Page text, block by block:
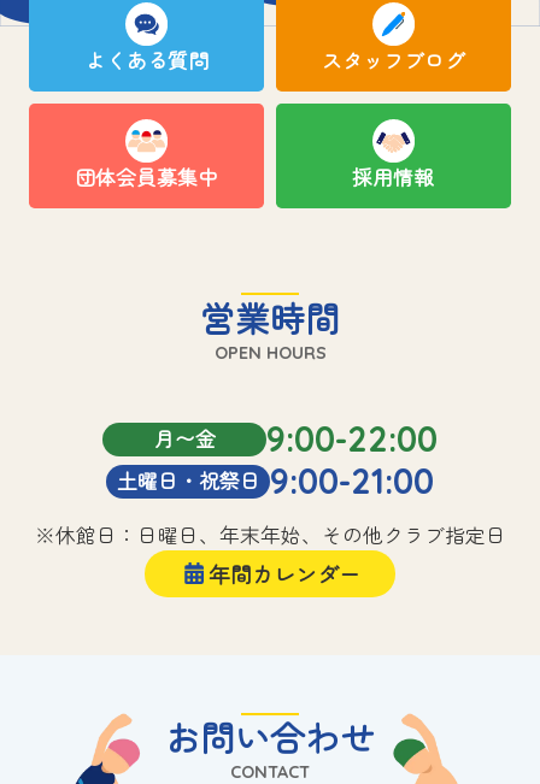
よくある質問 スタッフブログ
団体会員募集中 採用情報
営業時間
OPEN HOURS
月〜金 9:00-22:00
土曜日・祝祭日 9:00-21:00
※休館日：日曜日、年末年始、その他クラブ指定日
年間カレンダー
お問い合わせ
CONTACT